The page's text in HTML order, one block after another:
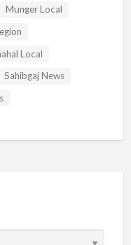
Munger Local
Local
Sahibgaj News